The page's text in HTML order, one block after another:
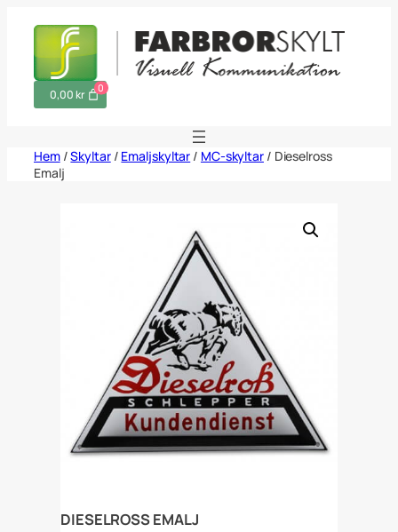
0
0,00 kr
Hem/Skyltar/ Emaljskyltar / MC-skyltar/ Dieselross
Emalj
DIESELROSS EMALJ